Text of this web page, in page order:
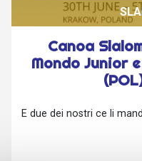
Canoa
Mondo Junior
E due dei nostri ce li